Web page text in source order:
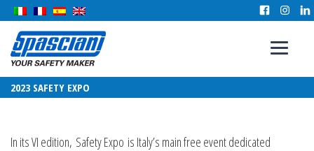
2023 SAFETY EXPO
In its VI edition, Safety Expo is Italy’s main free event dedicated